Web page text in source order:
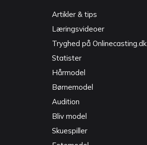
Artikler & tips
Læringsvideoer
Tryghed på Onlinecasting.dk
Statister
Hårmodel
Børnemodel
Audition
Bliv model
Skuespiller